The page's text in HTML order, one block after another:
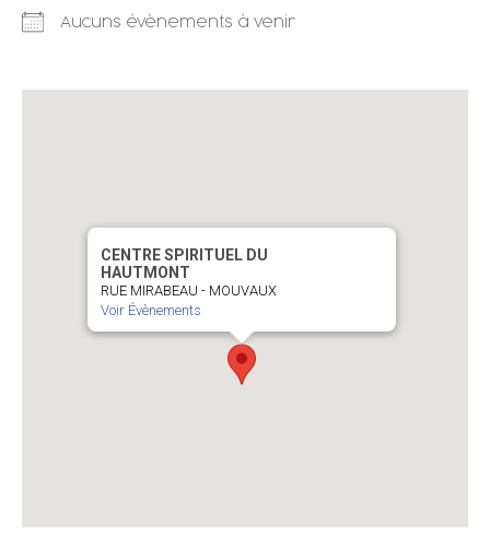
Aucuns évènements à venir
CENTRE SPIRITUEL DU
HAUTMONT
RUE MIRABEAU - MOUVAUX
Voir Évènements